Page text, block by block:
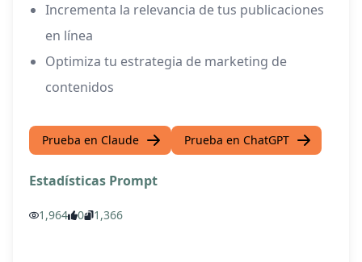
Incrementa la relevancia de tus publicaciones
en línea
Optimiza tu estrategia de marketing de
contenidos
Prueba en Claude Prueba en ChatGPT
Estadísticas Prompt
1,964 0 1,366